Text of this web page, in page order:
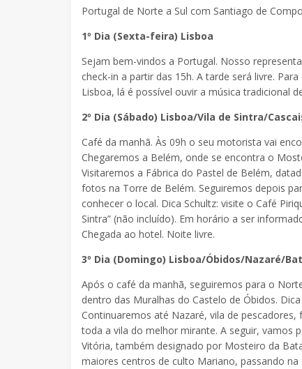
Portugal de Norte a Sul com Santiago de
1º Dia (Sexta-feira) Lisboa
Sejam bem-vindos a Portugal. Nosso
check-in a partir das 15h. A tarde será livre.
Lisboa, lá é possível ouvir a música tradicional
2º Dia (Sábado) Lisboa/Vila de Sintra/
Café da manhã. Às 09h o seu motorista vai
Chegaremos a Belém, onde se encontra o
Visitaremos a Fábrica do Pastel de Belém,
fotos na Torre de Belém. Seguiremos depois
conhecer o local. Dica Schultz: visite o Café
Sintra” (não incluído). Em horário a ser
Chegada ao hotel. Noite livre.
3º Dia (Domingo) Lisboa/Óbidos/Nazaré/
Após o café da manhã, seguiremos para o
dentro das Muralhas do Castelo de Óbidos.
Continuaremos até Nazaré, vila de
toda a vila do melhor mirante. A seguir, vamos
Vitória, também designado por Mosteiro da
maiores centros de culto Mariano, passando